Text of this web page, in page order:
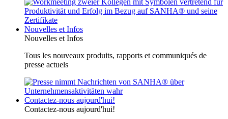
Nouvelles et Infos
Nouvelles et Infos
Tous les nouveaux produits, rapports et communiqués de
presse actuels
Contactez-nous aujourd'hui!
Contactez-nous aujourd'hui!